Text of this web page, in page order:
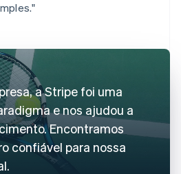
a Stripe foi uma
e nos ajudou a
Encontramos
confiável para nossa